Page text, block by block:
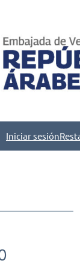
Iniciar sesión